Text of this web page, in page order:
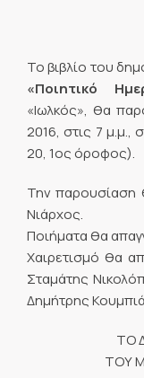
Το βιβλίο του
«Ποιητικό
«Ιωλκός», θα
2016, στις 7 μ.μ.,
20, 1ος όροφος).
Την παρουσίαση
Νιάρχος.
Ποιήματα θα
Χαιρετισμό θα
Σταμάτης
Δημήτρης
ΤΟ
ΤΟΥ